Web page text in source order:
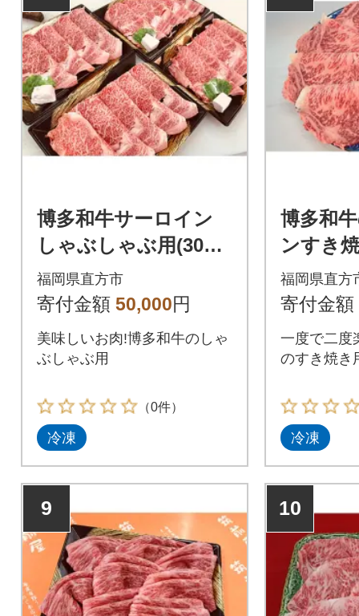
博多和牛サーロイン
しゃぶしゃぶ用(300g
×4P)
福岡県直方市
寄付金額 50,000円
美味しいお肉!博多和牛のしゃ
ぶしゃぶ用
（0件）
冷凍
博多和
ンすき
焼肉用
わせ
福岡県直方
寄付金額
一度で二度
のすき焼き
冷凍
9 10